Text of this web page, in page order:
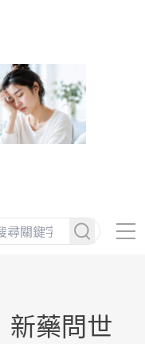
新藥問世